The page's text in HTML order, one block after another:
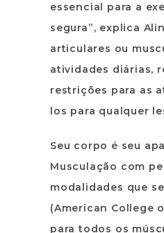
essencial para a
segura”, explica
articulares ou
atividades diárias,
restrições para as
los para qualquer
Seu corpo é seu
Musculação com
modalidades que
(American College
para todos os